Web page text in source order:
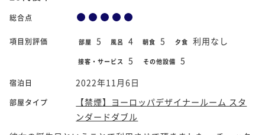
総合点
項目別評価 部屋 5 風呂 4 朝食 5 夕食 利用なし
接客・サービス 5 その他設備 5
宿泊日 2022年11月6日
部屋タイプ
【禁煙】ヨーロッパデザイナールーム スタ
ンダードダブル